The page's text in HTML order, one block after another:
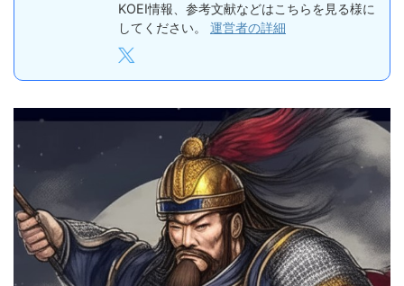
KOEI情報、参考文献などはこちらを見る様に
してください。 運営者の詳細